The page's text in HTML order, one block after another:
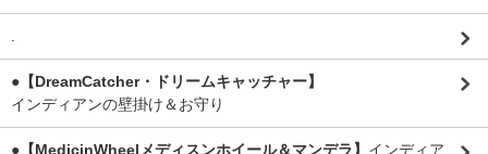
●【DreamCatcher・ドリームキャッチャー】
インディアンの壁掛け＆お守り
●【MedicinWheelメディスンホイール＆マンデラ】 インディア